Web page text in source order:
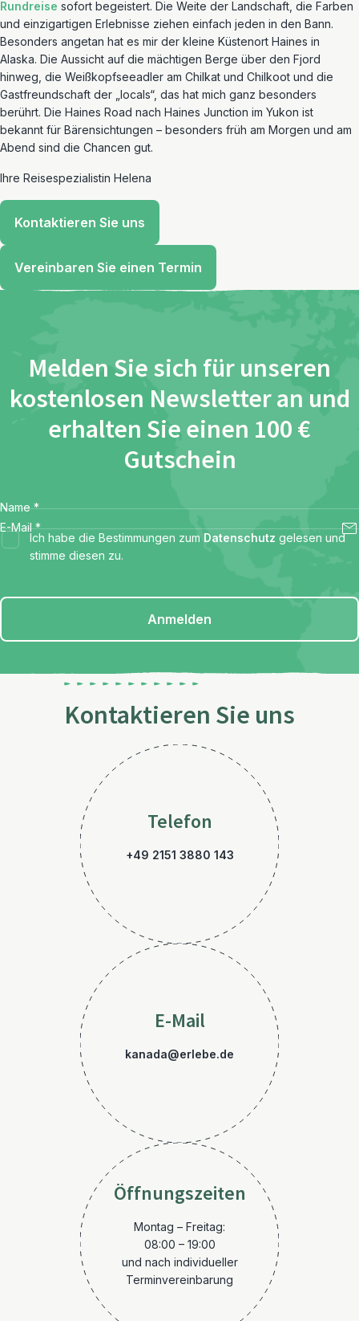
Rundreise sofort begeistert. Die Weite der Landschaft, die Farben
und einzigartigen Erlebnisse ziehen einfach jeden in den Bann.
Besonders angetan hat es mir der kleine Küstenort Haines in
Alaska. Die Aussicht auf die mächtigen Berge über den Fjord
hinweg, die Weißkopfseeadler am Chilkat und Chilkoot und die
Gastfreundschaft der „locals“, das hat mich ganz besonders
berührt. Die Haines Road nach Haines Junction im Yukon ist
bekannt für Bärensichtungen – besonders früh am Morgen und am
Abend sind die Chancen gut.
Ihre Reisespezialistin Helena
Kontaktieren Sie uns
Vereinbaren Sie einen Termin
Melden Sie sich für unseren
kostenlosen Newsletter an und
erhalten Sie einen 100 €
Gutschein
Name *
E-Mail *
Ich habe die Bestimmungen zum Datenschutz gelesen und
stimme diesen zu.
Anmelden
Kontaktieren Sie uns
Telefon
+49 2151 3880 143
E-Mail
kanada@erlebe.de
Öffnungszeiten
Montag – Freitag:
08:00 – 19:00
und nach individueller
Terminvereinbarung